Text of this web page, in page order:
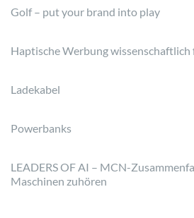
Golf – put your brand into play
Haptische Werbung
Ladekabel
Powerbanks
LEADERS OF AI – MCN-
Maschinen zuhören